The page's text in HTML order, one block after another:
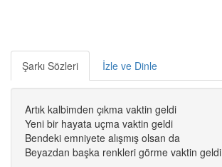
Şarkı Sözleri İzle ve Dinle
Artık kalbimden çıkma vaktin geldi
Yeni bir hayata uçma vaktin geldi
Bendeki emniyete alışmış olsan da
Beyazdan başka renkleri görme vaktin geldi